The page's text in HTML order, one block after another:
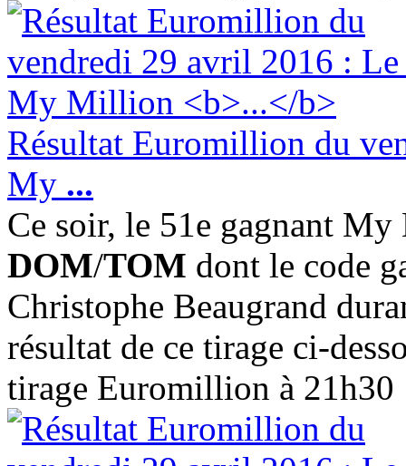
Résultat Euromillion du
My ...
Ce soir, le 51e gagnant
DOM/TOM dont le code
Christophe Beaugrand
résultat de ce tirage ci-
tirage Euromillion à 21h30